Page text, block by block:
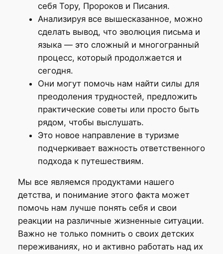
себя Тору, Пророков и Писания.
Анализируя все вышесказанное, можно
сделать вывод, что эволюция письма и
языка — это сложный и многогранный
процесс, который продолжается и
сегодня.
Они могут помочь нам найти силы для
преодоления трудностей, предложить
практические советы или просто быть
рядом, чтобы выслушать.
Это новое направление в туризме
подчеркивает важность ответственного
подхода к путешествиям.
Мы все являемся продуктами нашего
детства, и понимание этого факта может
помочь нам лучше понять себя и свои
реакции на различные жизненные ситуации.
Важно не только помнить о своих детских
переживаниях, но и активно работать над их